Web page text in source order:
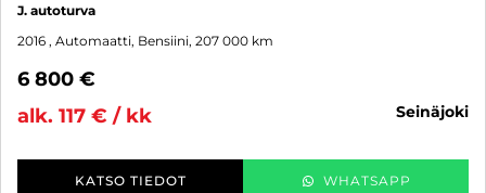
J. autoturva
2016 , Automaatti, Bensiini, 207 000 km
6 800 €
alk. 117 € / kk
seinäjoki
KATSO TIEDOT WHATSAPP